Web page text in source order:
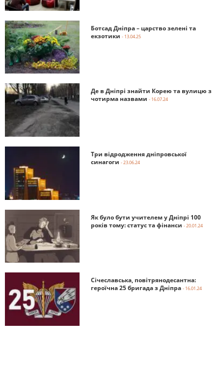
Ботсад Дніпра – царство зелені та
екзотики - 13.04.25
Де в Дніпрі знайти Корею та вулицю з
чотирма назвами - 16.07.24
Три відродження дніпровської
синагоги - 23.06.24
Як було бути учителем у Дніпрі 100
років тому: статус та фінанси - 20.01.24
Січеславська, повітрянодесантна:
героїчна 25 бригада з Дніпра - 16.01.24